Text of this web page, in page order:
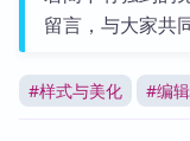
留言，与大家共
#样式与美化 #编